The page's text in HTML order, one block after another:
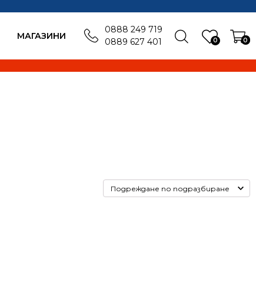
MАГАЗИНИ 0 0
0888 249 719
0889 627 401